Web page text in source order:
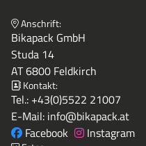
Anschrift:
Bikapack GmbH
Studa 14
AT 6800 Feldkirch
Kontakt:
Tel.: +43(0)5522 21007
E-Mail: info@bikapack.at
Facebook
Instagram